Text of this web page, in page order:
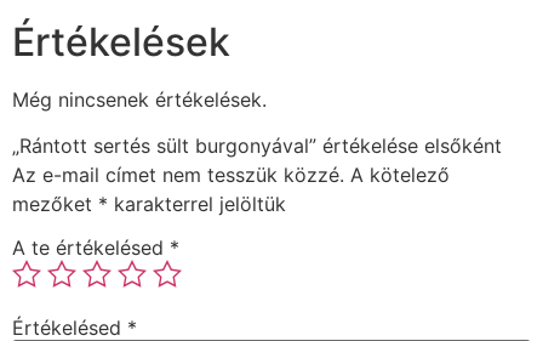
Értékelések
Még nincsenek értékelések.
„Rántott sertés sült burgonyával” értékelése elsőként
Az e-mail címet nem tesszük közzé. A kötelező
mezőket * karakterrel jelöltük
A te értékelésed *
Értékelésed *